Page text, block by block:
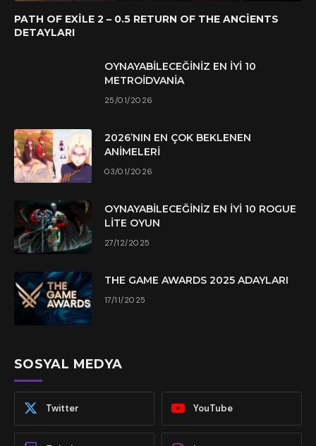
PATH OF EXILE 2 – 0.5 RETURN OF THE ANCIENTS
DETAYLARI
OYNAYABILECEĞINIZ EN İYI 10
METROIDVANIA
25/01/2026
2026’NIN EN ÇOK BEKLENEN
ANIMELERI
03/01/2026
OYNAYABILECEĞINIZ EN İYI 10 ROGUE
LITE OYUN
27/12/2025
THE GAME AWARDS 2025 ADAYLARI
17/11/2025
SOSYAL MEDYA
Twitter YouTube